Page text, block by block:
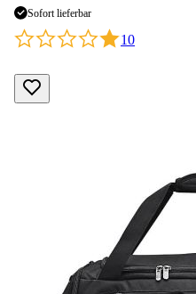
Sofort lieferbar
10